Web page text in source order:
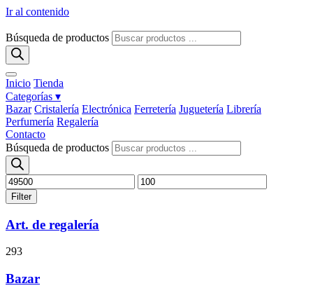
Ir al contenido
Búsqueda de productos
Inicio Tienda
Categorías ▾
Bazar Cristalería Electrónica Ferretería Juguetería Librería
Perfumería Regalería
Contacto
Búsqueda de productos
Filter
Art. de regalería
293
Bazar